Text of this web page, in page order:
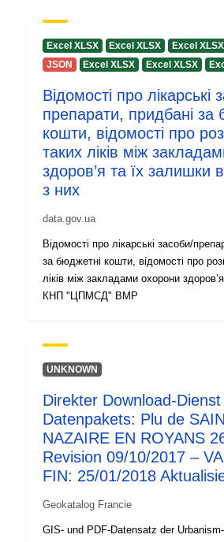
Excel XLSX Excel XLSX Excel XLSX
JSON
Excel XLSX Excel XLSX
Відомості про лікарські
препарати, придбані за
кошти, відомості про
таких ліків між
здоров’я та їх залишки
з них
data.gov.ua
Відомості про лікарські засоби/
за бюджетні кошти, відомості про
ліків між закладами охорони
КНП "ЦПМСД" ВМР
UNKNOWN
Direkter Download-
Datenpakets: Plu de
NAZAIRE EN ROYANS
Revision 09/10/2017 –
FIN: 25/01/2018
Geokatalog Francie
GIS- und PDF-Datensatz der